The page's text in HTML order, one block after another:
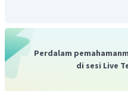
Perdalam
di sesi Live